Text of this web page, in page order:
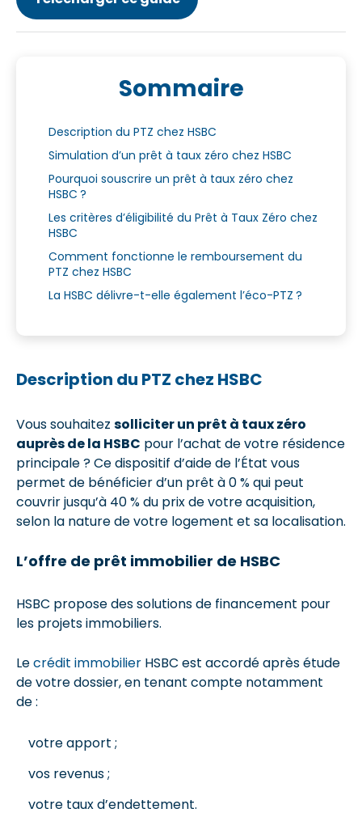
Sommaire
Description du PTZ chez HSBC
Simulation d’un prêt à taux zéro chez HSBC
Pourquoi souscrire un prêt à taux zéro chez
HSBC ?
Les critères d’éligibilité du Prêt à Taux Zéro chez
HSBC
Comment fonctionne le remboursement du
PTZ chez HSBC
La HSBC délivre-t-elle également l’éco-PTZ ?
Description du PTZ chez HSBC
Vous souhaitez solliciter un prêt à taux zéro
auprès de la HSBC pour l’achat de votre résidence
principale ? Ce dispositif d’aide de l’État vous
permet de bénéficier d’un prêt à 0 % qui peut
couvrir jusqu’à 40 % du prix de votre acquisition,
selon la nature de votre logement et sa localisation.
L’offre de prêt immobilier de HSBC
HSBC propose des solutions de financement pour
les projets immobiliers.
Lecrédit immobilier HSBC est accordé après étude
de votre dossier, en tenant compte notamment
de :
votre apport ;
vos revenus ;
votre taux d’endettement.